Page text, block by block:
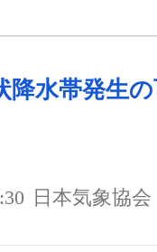
降水帯発生
日本気象協会